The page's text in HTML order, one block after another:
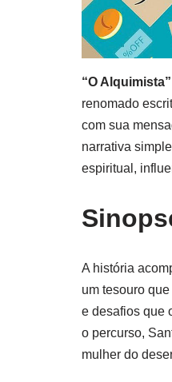
“O Alquimista”
renomado
com sua
narrativa
espiritual,
A história
um tesouro
e desafios que
o percurso,
mulher do